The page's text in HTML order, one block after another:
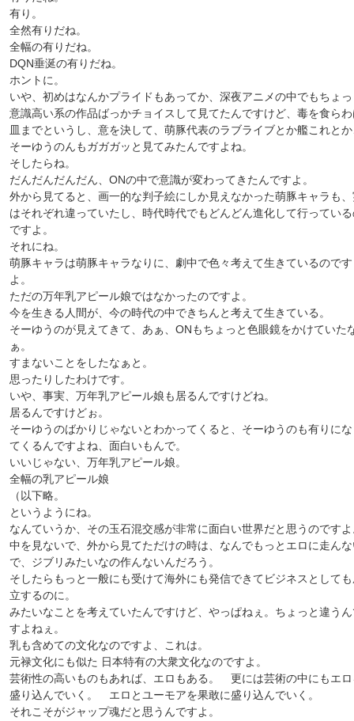
有り。
全然有りだね。
全幅の有りだね。
DQN垂涎の有りだね。
ホントに。
いや、初めはなんかプライドもあってか、深夜アニメの中でもちょ
意識高い系の作品ばっかチョイスして見てたんですけど、毒を食ら
皿までというし、意を決して、萌豚代表のラブライブとか艦これと
そーゆうのんもガガガッと見てみたんですよね。
そしたらね。
だんだんだんだん、ONの中で意識が変わってきたんですよ。
外から見てると、画一的な判子絵にしか見えなかった萌豚キャラも
はそれぞれ違っていたし、時代時代でもどんどん進化して行ってい
ですよ。
それにね。
萌豚キャラは萌豚キャラなりに、劇中で色々考えて生きているのです
よ。
ただの万年乳アピール娘ではなかったのですよ。
今を生きる人間が、今の時代の中できちんと考えて生きている。
そーゆうのが見えてきて、あぁ、ONもちょっと色眼鏡をかけていた
ぁ。
すまないことをしたなぁと。
思ったりしたわけです。
いや、事実、万年乳アピール娘も居るんですけどね。
居るんですけどぉ。
そーゆうのばかりじゃないとわかってくると、そーゆうのも有りに
てくるんですよね、面白いもんで。
いいじゃない、万年乳アピール娘。
全幅の乳アピール娘
（以下略。
というようにね。
なんていうか、その玉石混交感が非常に面白い世界だと思うのです
中を見ないで、外から見てただけの時は、なんでもっとエロに走ん
で、ジブリみたいなの作んないんだろう。
そしたらもっと一般にも受けて海外にも発信できてビジネスとして
立するのに。
みたいなことを考えていたんですけど、やっぱねぇ。ちょっと違う
すよねぇ。
乳も含めての文化なのですよ、これは。
元禄文化にも似た 日本特有の大衆文化なのですよ。
芸術性の高いものもあれば、エロもある。 更には芸術の中にもエ
盛り込んでいく。 エロとユーモアを果敢に盛り込んでいく。
それこそがジャップ魂だと思うんですよ。